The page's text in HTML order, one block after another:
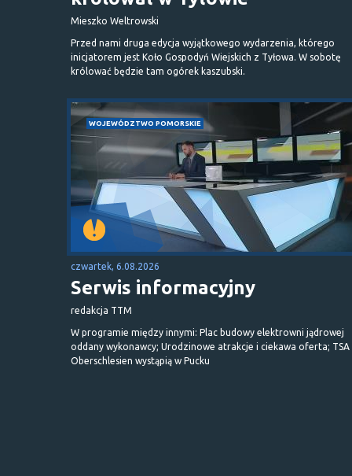
Mieszko Weltrowski
Przed nami druga edycja wyjątkowego wydarzenia, którego
inicjatorem jest Koło Gospodyń Wiejskich z Tyłowa. W sobotę
królować będzie tam ogórek kaszubski.
WOJEWÓDZTWO POMORSKIE
czwartek, 6.08.2026
Serwis informacyjny
redakcja TTM
W programie między innymi: Plac budowy elektrowni jądrowej
oddany wykonawcy; Urodzinowe atrakcje i ciekawa oferta; TSA
Oberschlesien wystąpią w Pucku